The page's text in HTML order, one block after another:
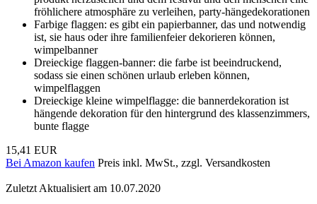
fröhlichere atmosphäre zu verleihen, party-hängedekorationen
Farbige flaggen: es gibt ein papierbanner, das und notwendig
ist, sie haus oder ihre familienfeier dekorieren können,
wimpelbanner
Dreieckige flaggen-banner: die farbe ist beeindruckend,
sodass sie einen schönen urlaub erleben können,
wimpelflaggen
Dreieckige kleine wimpelflagge: die bannerdekoration ist
hängende dekoration für den hintergrund des klassenzimmers,
bunte flagge
15,41 EUR
Bei Amazon kaufen Preis inkl. MwSt., zzgl. Versandkosten
Zuletzt Aktualisiert am 10.07.2020